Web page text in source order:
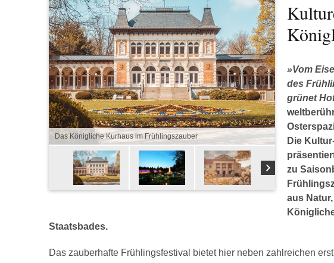
Das Königliche Kurhaus im Frühlingszauber
»Vom
des
grünet
Die
zu
aus
Staatsbades.
Das zauberhafte Frühlingsfestival bietet hier neben zahlreichen